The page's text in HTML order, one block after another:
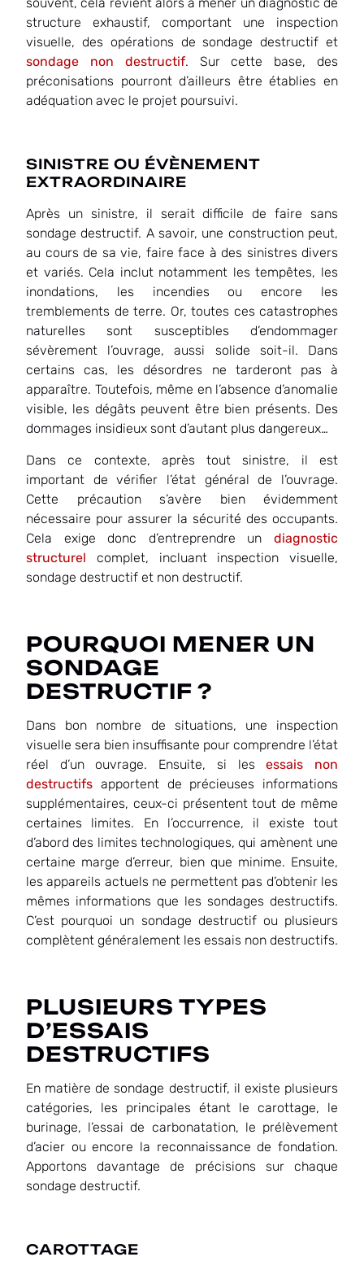
structure exhaustif, comportant une inspection
visuelle, des opérations de sondage destructif et
sondage non destructif. Sur cette base, des
préconisations pourront d’ailleurs être établies en
adéquation avec le projet poursuivi.
SINISTRE OU ÉVÈNEMENT
EXTRAORDINAIRE
Après un sinistre, il serait difficile de faire sans
sondage destructif. A savoir, une construction peut,
au cours de sa vie, faire face à des sinistres divers
et variés. Cela inclut notamment les tempêtes, les
inondations, les incendies ou encore les
tremblements de terre. Or, toutes ces catastrophes
naturelles sont susceptibles d’endommager
sévèrement l’ouvrage, aussi solide soit-il. Dans
certains cas, les désordres ne tarderont pas à
apparaître. Toutefois, même en l’absence d’anomalie
visible, les dégâts peuvent être bien présents. Des
dommages insidieux sont d’autant plus dangereux…
Dans ce contexte, après tout sinistre, il est
important de vérifier l’état général de l’ouvrage.
Cette précaution s’avère bien évidemment
nécessaire pour assurer la sécurité des occupants.
Cela exige donc d’entreprendre un diagnostic
structurel
complet, incluant inspection visuelle,
sondage destructif et non destructif.
POURQUOI MENER UN
SONDAGE
DESTRUCTIF ?
Dans bon nombre de situations, une inspection
visuelle sera bien insuffisante pour comprendre l’état
réel d’un ouvrage. Ensuite, si les essais non
destructifs apportent de précieuses informations
supplémentaires, ceux-ci présentent tout de même
certaines limites. En l’occurrence, il existe tout
d’abord des limites technologiques, qui amènent une
certaine marge d’erreur, bien que minime. Ensuite,
les appareils actuels ne permettent pas d’obtenir les
mêmes informations que les sondages destructifs.
C’est pourquoi un sondage destructif ou plusieurs
complètent généralement les essais non destructifs.
PLUSIEURS TYPES
D’ESSAIS
DESTRUCTIFS
En matière de sondage destructif, il existe plusieurs
catégories, les principales étant le carottage, le
burinage, l’essai de carbonatation, le prélèvement
d’acier ou encore la reconnaissance de fondation.
Apportons davantage de précisions sur chaque
sondage destructif.
CAROTTAGE